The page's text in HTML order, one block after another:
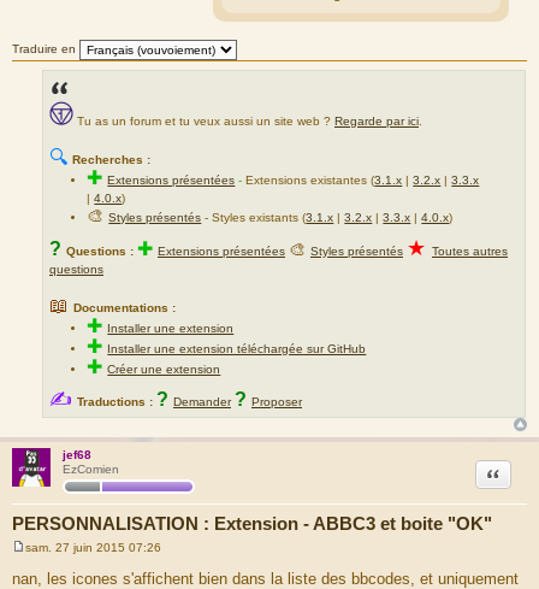
Traduire en
Tu as un forum et tu veux aussi un site web ? Regarde par ici
🔍 Recherches :
✚Extensions présentées -Extensions existantes (3.1.x |3.2.x |3.3.x
|4.0.x)
🎨Styles présentés - Styles existants (3.1.x |3.2.x |3.3.x |4.0.x)
? Questions : ✚ Extensions présentées 🎨 Styles présentés ★ Toutes autres
questions
📖 Documentations :
✚ Installer une extension
✚ Installer une extension téléchargée sur GitHub
✚Créer une extension
✍ Traductions : ? Demander ? Proposer
jef68
EzComien
PERSONNALISATION : Extension - ABBC3 et boite "OK"
Citation
sam. 27 juin 2015 07:26
nan, les icones s'affichent bien dans la liste des bbcodes, et uniquement